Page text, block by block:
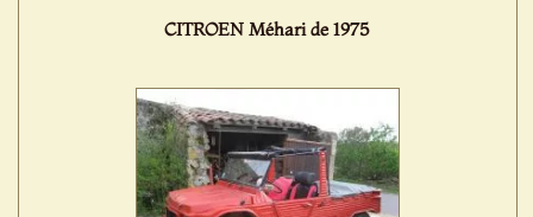
CITROEN Méhari de 1975